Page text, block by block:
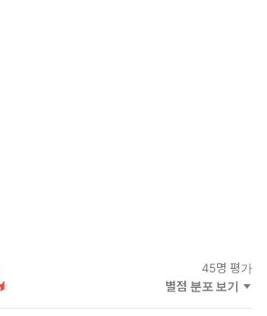
45명 평가
별점 분포 보기